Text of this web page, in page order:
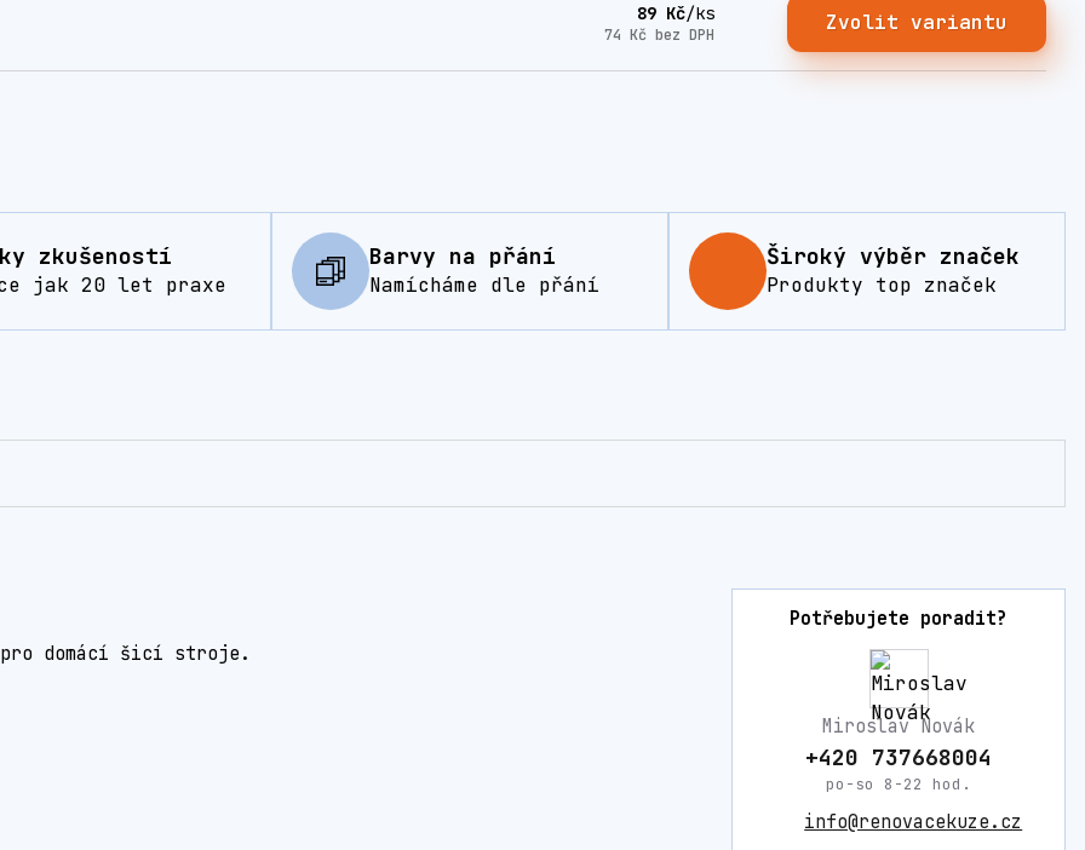
89 Kč/ks
74 Kč bez DPH Zvolit variantu
zkušeností
jak 20 let praxe
Barvy na přání
Namícháme dle přání
Široký výběr značek
Produkty top značek
domácí šicí stroje.
Potřebujete poradit?
Miroslav Novák
+420 737668004
po-so 8-22 hod.
info@renovacekuze.cz